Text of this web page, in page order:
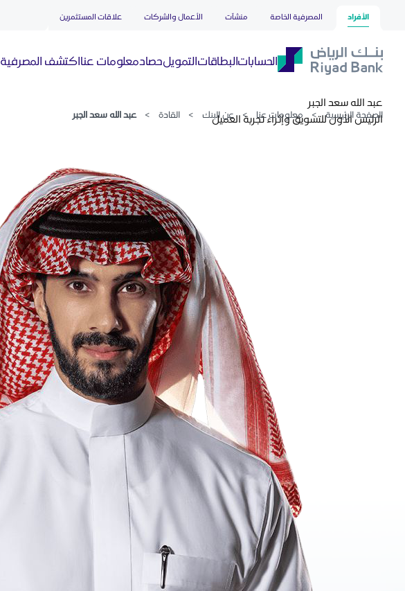
تخطي إلى المحتوى الرئيسي
عبد الله سعد الجبر
الأفراد المصرفية الخاصة منشآت الأعمال والشركات علاقات المستثمرين
الحساباتالبطاقاتالتمويلحصادمعلومات عنااكتشف المصرفية
الصفحة الرئيسية > معلومات عنا > عن البنك > القادة > عبد الله سعد الجبر
عبد الله سعد الجبر
الرئيس الأول للتسويق وإثراء تجربة العميل